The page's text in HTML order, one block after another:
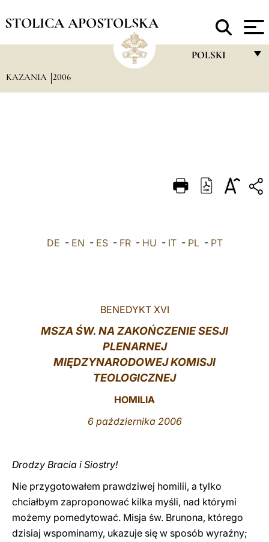
STOLICA APOSTOLSKA
POLSKI
DEUTSCH
العربيّة
KAZANIA 2006
DE - EN - ES- FR- HU - IT- PL- PT
BENEDYKT XVI
MSZA ŚW. NA ZAKOŃCZENIE SESJI
PLENARNEJ
MIĘDZYNARODOWEJ KOMISJI
TEOLOGICZNEJ
HOMILIA
6 października 2006
Drodzy Bracia i Siostry!
Nie przygotowałem prawdziwej homilii, a tylko
chciałbym zaproponować kilka myśli, nad którymi
możemy pomedytować. Misja św. Brunona, którego
dzisiaj wspominamy, ukazuje się w sposób wyraźny;